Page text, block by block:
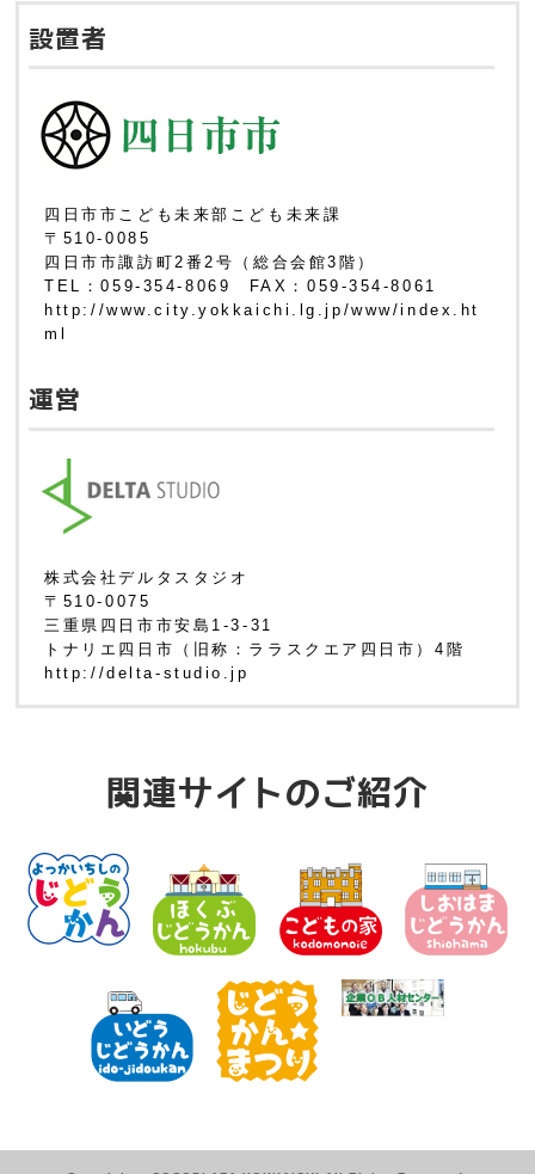
設置者
四日市市こども未来部こども未来課
〒510-0085
四日市市諏訪町2番2号（総合会館3階）
TEL：059-354-8069 FAX：059-354-8061
http://www.city.yokkaichi.lg.jp/www/index.ht
ml
運営
株式会社デルタスタジオ
〒510-0075
三重県四日市市安島1-3-31
トナリエ四日市（旧称：ララスクエア四日市）4階
http://delta-studio.jp
関連サイトのご紹介